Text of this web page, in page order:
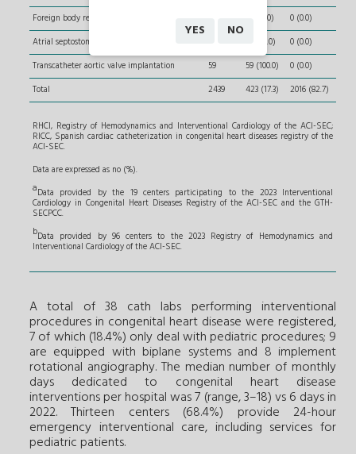
Foreign body removal
1 (100.0)
0 (0.0)
Atrial septostomy and transseptal puncture
2 (100.0)
0 (0.0)
Transcatheter aortic valve implantation
59 59 (100.0)
0 (0.0)
Total
2439 423 (17.3) 2016 (82.7)
RHCI, Registry of Hemodynamics and Interventional Cardiology of the ACI-SEC;
RICC, Spanish cardiac catheterization in congenital heart diseases registry of the
ACI-SEC.
Data are expressed as no (%).
aData provided by the 19 centers participating to the 2023 Interventional
Cardiology in Congenital Heart Diseases Registry of the ACI-SEC and the GTH-
SECPCC.
bData provided by 96 centers to the 2023 Registry of Hemodynamics and
Interventional Cardiology of the ACI-SEC.
A total of 38 cath labs performing interventional
procedures in congenital heart disease were registered,
7 of which (18.4%) only deal with pediatric procedures; 9
are equipped with biplane systems and 8 implement
rotational angiography. The median number of monthly
days dedicated to congenital heart disease
interventions per hospital was 7 (range, 3–18) vs 6 days in
2022. Thirteen centers (68.4%) provide 24-hour
emergency interventional care, including services for
pediatric patients.
YES NO